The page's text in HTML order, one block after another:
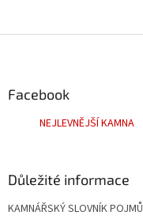
Facebook
NEJLEVNĚJŠÍ KAMNA
Důležité informace
KAMNÁŘSKÝ SLOVNÍK POJMŮ